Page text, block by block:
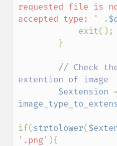
requested file is
accepted type: '
.
// Check
extention of image
$extension
if(strtolower(
'.png' ){